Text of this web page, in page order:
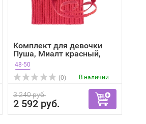
Комплект для девочки
Пуша, Миалт красный,
зима
48-50
(0)
В наличии
3 240 руб.
2 592 руб.